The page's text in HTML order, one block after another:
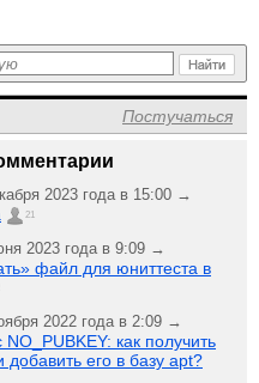
Постучаться
2023 года в 15:00 →
21
2023 года в 9:09 →
файл для юниттеста в
2022 года в 2:09 →
как получить
добавить его в базу apt?